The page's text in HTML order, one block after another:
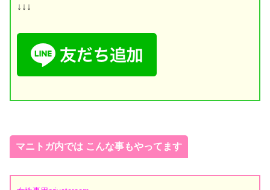
↓↓↓
マニトガ内では こんな事もやってます